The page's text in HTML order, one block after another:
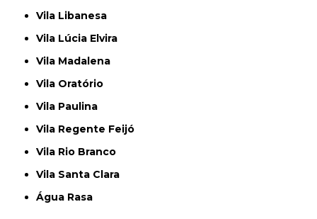
Vila Libanesa
Vila Lúcia Elvira
Vila Madalena
Vila Oratório
Vila Paulina
Vila Regente Feijó
Vila Rio Branco
Vila Santa Clara
Água Rasa